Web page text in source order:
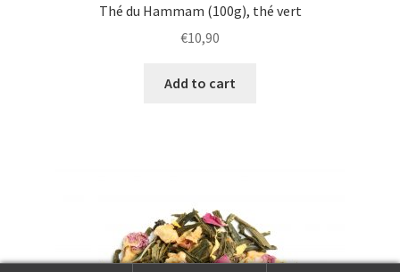
Thé du Hammam (100g), thé vert
€10,90
Add to cart